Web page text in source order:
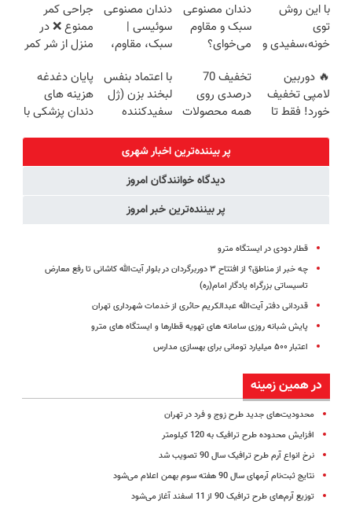
روزه ساخت!
سبک و مقاوم |
پرداخت قسطی
به مدت
محدود)
پرداخت
اقساطی 💳 📍
تهران
با این روش
توی
خونه،سفیدی و
برگردون
(40%off)
دندان مصنوعی
سبک و مقاوم
می‌خوای؟
اقساطی هم
داریم!😍 | 📍
تهران
دندان مصنوعی
سوئیسی |
سبک، مقاوم،
رایگان+پرداخت
اقساطی😍
جراحی کمر
ممنوع ❌ در
منزل از شر کمر
شوید◂پرسش‌نامه
🔥 دوربین
لامپی تخفیف
خورد! فقط تا
تخفیف 70
درصدی روی
همه محصولات
با اعتماد بنفس
لبخند بزن (ژل
سفیدکننده
پایان دغدغه
هزینه های
دندان پزشکی با
پر بیننده‌ترین اخبار شهری
دیدگاه خوانندگان امروز
پر بیننده‌ترین خبر امروز
قطار دودی در ایستگاه مترو
چه خبر از مناطق؟ از افتتاح ۳ دوربرگردان‌ در بلوار آیت‌الله کاشانی تا رفع معارض
تاسیساتی بزرگراه یادگار امام(ره)
قدردانی دفتر آیت‌الله عبدالکریم حائری از خدمات شهرداری تهران
پایش شبانه روزی سامانه های تهویه قطارها و ایستگاه های مترو
اعتبار ۵۰۰ میلیارد تومانی برای بهسازی مدارس
در همین زمینه
محدودیت‌های جدید طرح زوج و فرد در تهران
افزایش محدوده طرح ترافیک به 120 کیلومتر
نرخ‌ انواع آرم طرح ترافیک سال 90 تصویب شد
نتایج ثبت‌نام آرمهای سال 90 هفته سوم بهمن اعلام می‌شود
توزیع آرم‌های طرح ترافیک 90 از 11 اسفند آغاز می‌شود